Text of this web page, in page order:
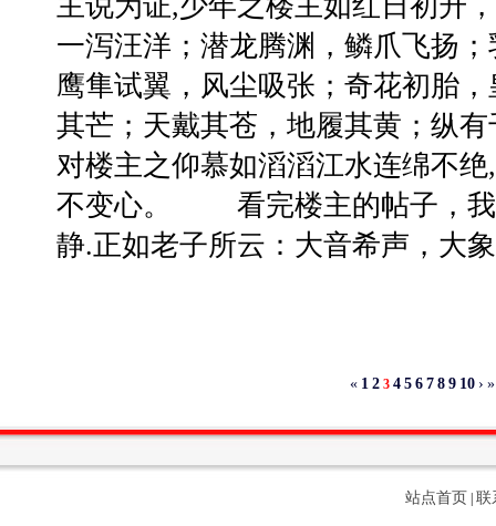
一泻汪洋；潜龙腾渊，鳞爪飞扬
鹰隼试翼，风尘吸张；奇花初胎
其芒；天戴其苍，地履其黄；纵
对楼主之仰慕如滔滔江水连绵不
不变心。 看完楼主的帖子，我
静.正如老子所云：大音希声，大
« 1 2 3 4 5 6 7 8 9 10 › »
站点首页 联